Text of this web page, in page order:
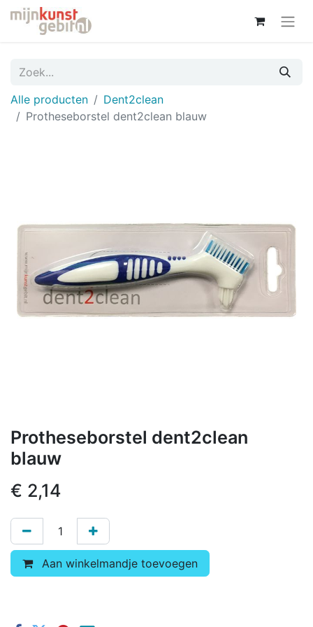
Alle producten
Dent2clean
Protheseborstel dent2clean blauw
Protheseborstel dent2clean
blauw
€ 2,14
Aan winkelmandje toevoegen